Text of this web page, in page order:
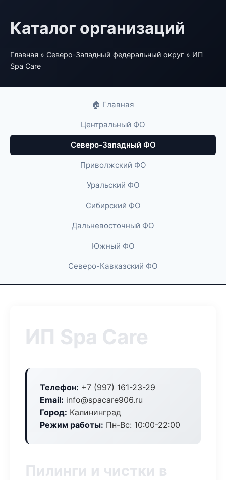
Каталог организаций
Главная » Северо-Западный федеральный округ » ИП
Spa Care
🏠 Главная
Центральный ФО
Северо-Западный ФО
Приволжский ФО
Уральский ФО
Сибирский ФО
Дальневосточный ФО
Южный ФО
Северо-Кавказский ФО
ИП Spa Care
Телефон: +7 (997) 161-23-29
Email: info@spacare906.ru
Город: Калининград
Режим работы: Пн-Вс: 10:00-22:00
Пилинги и чистки в